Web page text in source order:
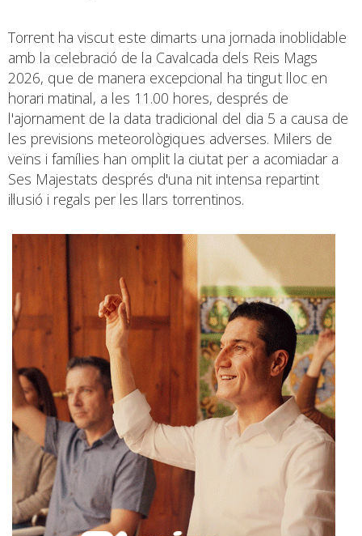
Torrent ha viscut este dimarts una jornada inoblidable
amb la celebració de la Cavalcada dels Reis Mags
2026, que de manera excepcional ha tingut lloc en
horari matinal, a les 11.00 hores, després de
l'ajornament de la data tradicional del dia 5 a causa de
les previsions meteorològiques adverses. Milers de
veïns i famílies han omplit la ciutat per a acomiadar a
Ses Majestats després d'una nit intensa repartint
il·lusió i regals per les llars torrentinos.